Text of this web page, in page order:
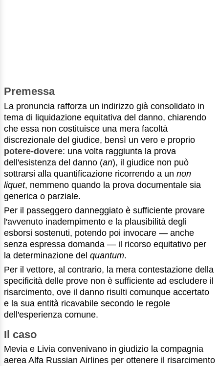
Premessa
La pronuncia rafforza un indirizzo già consolidato in
tema di liquidazione equitativa del danno, chiarendo
che essa non costituisce una mera facoltà
discrezionale del giudice, bensì un vero e proprio
potere-dovere: una volta raggiunta la prova
dell'esistenza del danno (an), il giudice non può
sottrarsi alla quantificazione ricorrendo a un non
liquet, nemmeno quando la prova documentale sia
generica o parziale.
Per il passeggero danneggiato è sufficiente provare
l'avvenuto inadempimento e la plausibilità degli
esborsi sostenuti, potendo poi invocare — anche
senza espressa domanda — il ricorso equitativo per
la determinazione del quantum.
Per il vettore, al contrario, la mera contestazione della
specificità delle prove non è sufficiente ad escludere il
risarcimento, ove il danno risulti comunque accertato
e la sua entità ricavabile secondo le regole
dell'esperienza comune.
Il caso
Mevia e Livia convenivano in giudizio la compagnia
aerea Alfa Russian Airlines per ottenere il risarcimento